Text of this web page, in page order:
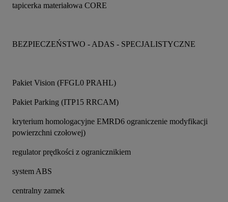
tapicerka materiałowa CORE
BEZPIECZEŃSTWO - ADAS - SPECJALISTYCZNE
Pakiet Vision (FFGL0 PRAHL)
Pakiet Parking (ITP15 RRCAM)
kryterium homologacyjne EMRD6 ograniczenie modyfikacji
powierzchni czołowej)
regulator prędkości z ogranicznikiem
system ABS
centralny zamek